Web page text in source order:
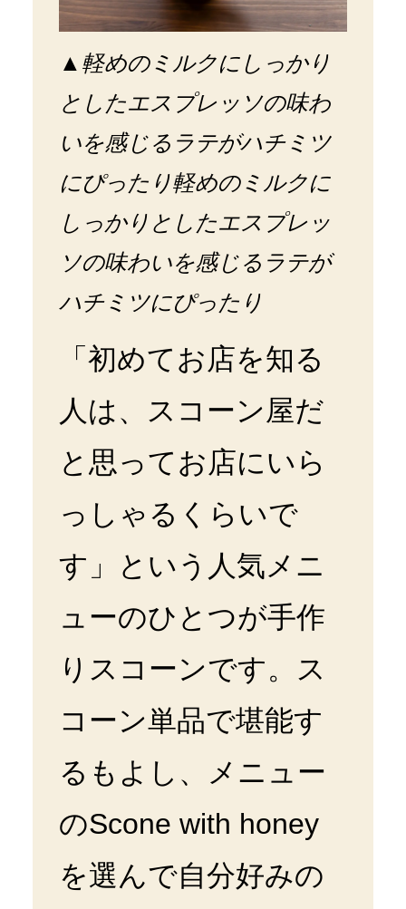
▲ 軽めのミルクにしっかり
としたエスプレッソの味わ
いを感じるラテがハチミツ
にぴったり軽めのミルクに
しっかりとしたエスプレッ
ソの味わいを感じるラテが
ハチミツにぴったり
「初めてお店を知る
人は、スコーン屋だ
と思ってお店にいら
っしゃるくらいで
す」という人気メニ
ューのひとつが手作
りスコーンです。ス
コーン単品で堪能す
るもよし、メニュー
のScone with honey
を選んで自分好みの